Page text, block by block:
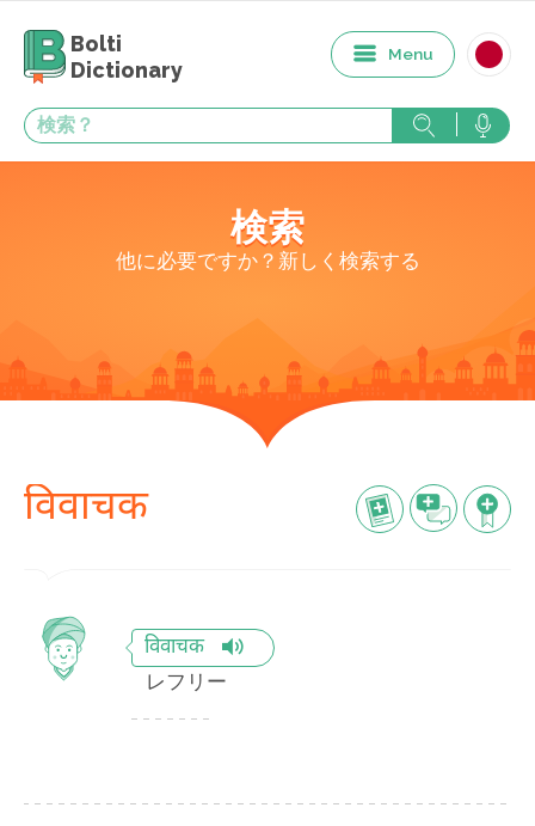
Bolti
Dictionary
Menu
検索
他に必要ですか？新しく検索する
विवाचक
विवाचक
レフリー